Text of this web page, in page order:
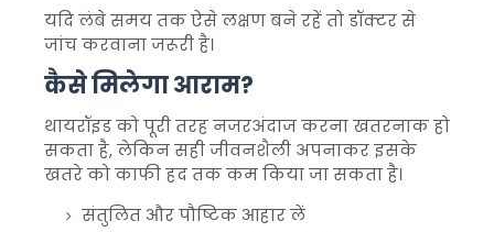
यदि लंबे समय तक ऐसे लक्षण बने रहें तो डॉक्टर से
जांच करवाना जरूरी है।
कैसे मिलेगा आराम?
थायरॉइड को पूरी तरह नजरअंदाज करना खतरनाक हो
सकता है, लेकिन सही जीवनशैली अपनाकर इसके
खतरे को काफी हद तक कम किया जा सकता है।
संतुलित और पौष्टिक आहार लें